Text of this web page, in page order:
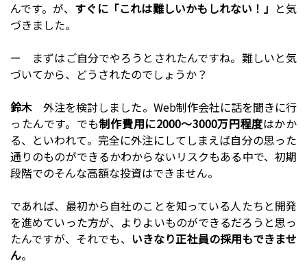
んです。が、 すぐに「これは難しいかもしれない！」 と気
づきました。
ー まずはご自分でやろうとされたんですね。難しいと気
づいてから、どうされたのでしょうか？
鈴木 外注を検討しました。Web制作会社に話を聞きに行
ったんです。でも制作費用に2000〜3000万円程度はかか
る、といわれて。完全に外注にしてしまえば自分の思った
通りのものができるかわからないリスクもある中で、初期
段階でのそんな高額な投資はできません。
であれば、最初から自社のことを知っている人たちと開発
を進めていった方が、よりよいものができるだろうと思っ
たんですが、それでも、 いきなり正社員の採用もできませ
ん。